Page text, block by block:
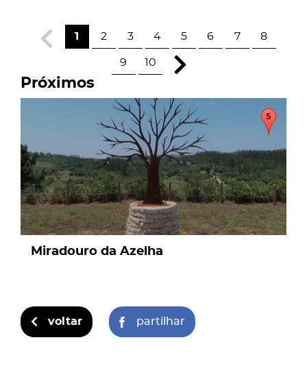
1 2 3 4 5 6 7 8
9 10
Próximos
Miradouro da Azelha
voltar partilhar